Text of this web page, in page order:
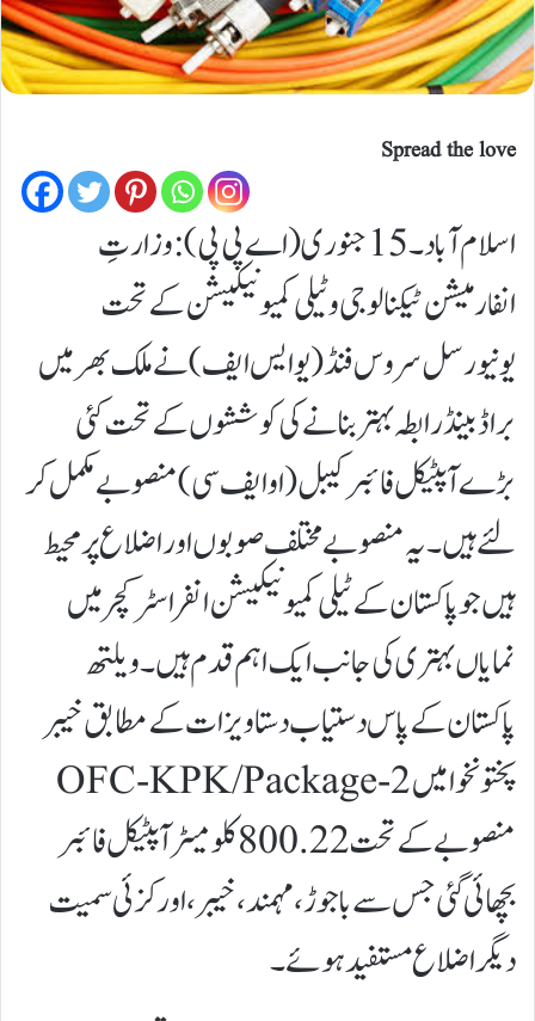
Spread the love
اسلام آباد۔15جنوری (اے پی پی):وزارتِ
انفارمیشن ٹیکنالوجی و ٹیلی کمیونیکیشن کے تحت
یونیورسل سروس فنڈ (یو ایس ایف ) نے ملک بھر میں
براڈبینڈ رابطہ بہتر بنانے کی کوششوں کے تحت کئی
بڑے آپٹیکل فائبر کیبل (او ایف سی ) منصوبے مکمل کر
لئے ہیں۔یہ منصوبے مختلف صوبوں اور اضلاع پر محیط
ہیں جو پاکستان کے ٹیلی کمیونیکیشن انفراسٹرکچر میں
نمایاں بہتری کی جانب ایک اہم قدم ہیں۔ویلتھ
پاکستان کے پاس دستیاب دستاویزات کے مطابق خیبر
پختونخوا میں OFC-KPK/Package-2
منصوبے کے تحت 800.22 کلومیٹر آپٹیکل فائبر
بچھائی گئی جس سے باجوڑ، مہمند، خیبر، اورکزئی سمیت
دیگر اضلاع مستفید ہوئے۔